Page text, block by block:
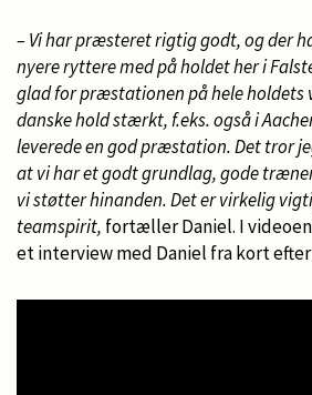
– Vi har præsteret rigtig godt, og der
nyere ryttere med på holdet her i
glad for præstationen på hele holdets
danske hold stærkt, f.eks. også i
leverede en god præstation. Det tror
at vi har et godt grundlag, gode
vi støtter hinanden. Det er virkelig
teamspirit, fortæller Daniel. I
et interview med Daniel fra kort efter